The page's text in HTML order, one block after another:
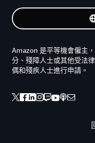
Amazon 是平等機會僱主
分、殘障人士或其他受法
偶和殘疾人士進行申請。